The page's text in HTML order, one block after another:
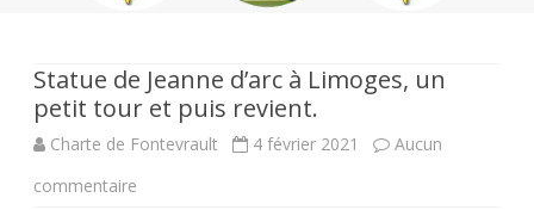
Statue de Jeanne d’arc à Limoges, un
petit tour et puis revient.
Charte de Fontevrault 4 février 2021
Aucun
commentaire